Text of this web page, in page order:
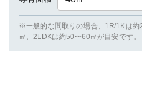
※一般的な間取りの場合、1R/1Kは
㎡、2LDKは約50〜60㎡が目安です。